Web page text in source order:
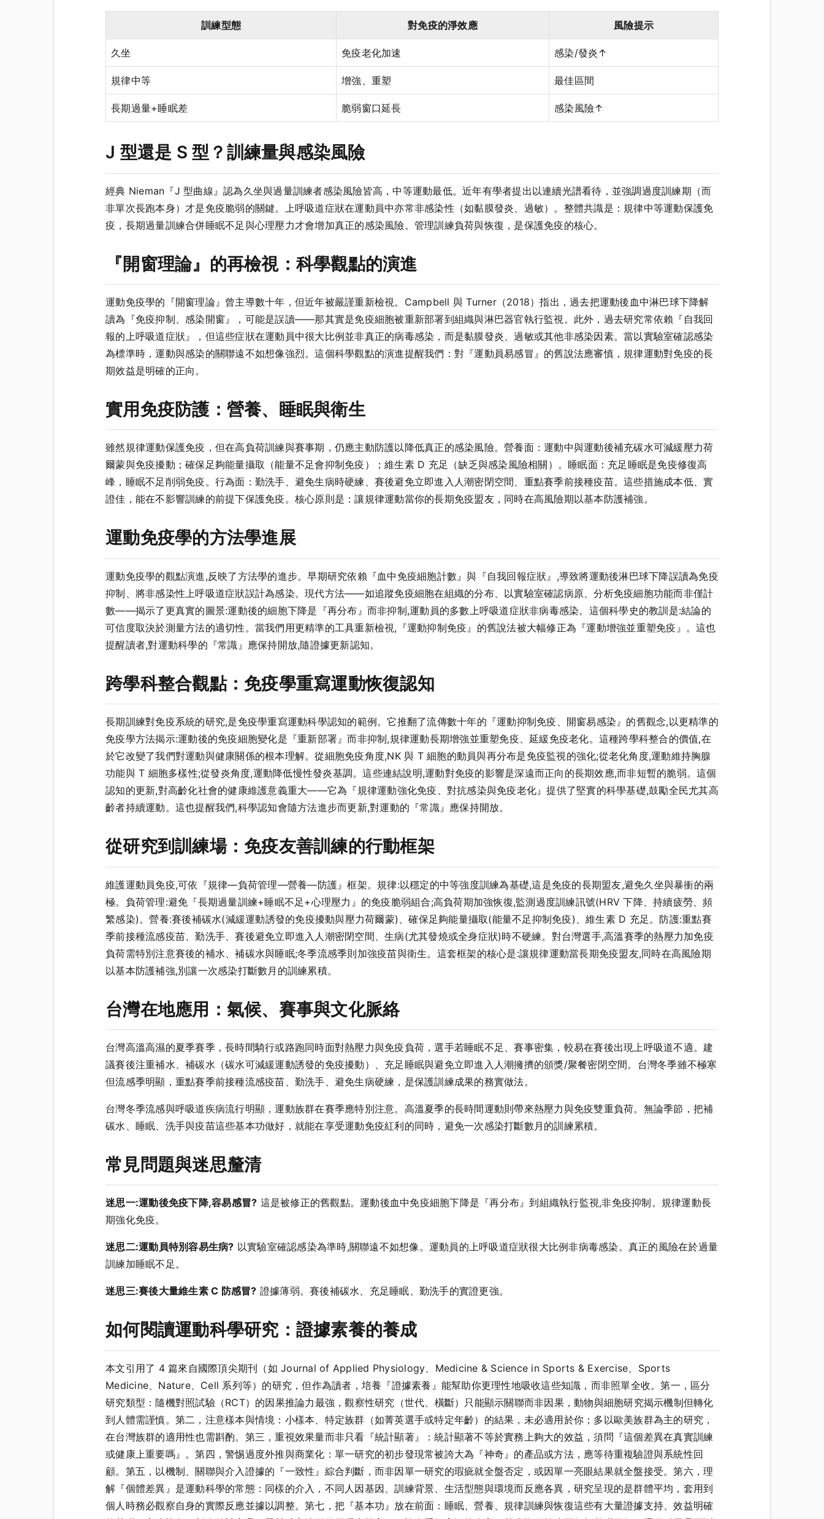
訓練型態 對免疫的淨效應 風險提示
久坐 免疫老化加速 感染/發炎↑
規律中等 增強、重塑 最佳區間
長期過量+睡眠差 脆弱窗口延長 感染風險↑
J 型還是 S 型？訓練量與感染風險
經典 Nieman『J 型曲線』認為久坐與過量訓練者感染風險皆高，中等運動最低。近年有學者提出以連續光譜看待，並強調過度訓練期（而
非單次長跑本身）才是免疫脆弱的關鍵。上呼吸道症狀在運動員中亦常非感染性（如黏膜發炎、過敏）。整體共識是：規律中等運動保護免
疫，長期過量訓練合併睡眠不足與心理壓力才會增加真正的感染風險。管理訓練負荷與恢復，是保護免疫的核心。
『開窗理論』的再檢視：科學觀點的演進
運動免疫學的『開窗理論』曾主導數十年，但近年被嚴謹重新檢視。Campbell 與 Turner（2018）指出，過去把運動後血中淋巴球下降解
讀為『免疫抑制、感染開窗』，可能是誤讀——那其實是免疫細胞被重新部署到組織與淋巴器官執行監視。此外，過去研究常依賴『自我回
報的上呼吸道症狀』，但這些症狀在運動員中很大比例並非真正的病毒感染，而是黏膜發炎、過敏或其他非感染因素。當以實驗室確認感染
為標準時，運動與感染的關聯遠不如想像強烈。這個科學觀點的演進提醒我們：對『運動員易感冒』的舊說法應審慎，規律運動對免疫的長
期效益是明確的正向。
實用免疫防護：營養、睡眠與衛生
雖然規律運動保護免疫，但在高負荷訓練與賽事期，仍應主動防護以降低真正的感染風險。營養面：運動中與運動後補充碳水可減緩壓力荷
爾蒙與免疫擾動；確保足夠能量攝取（能量不足會抑制免疫）；維生素 D 充足（缺乏與感染風險相關）。睡眠面：充足睡眠是免疫修復高
峰，睡眠不足削弱免疫。行為面：勤洗手、避免生病時硬練、賽後避免立即進入人潮密閉空間、重點賽季前接種疫苗。這些措施成本低、實
證佳，能在不影響訓練的前提下保護免疫。核心原則是：讓規律運動當你的長期免疫盟友，同時在高風險期以基本防護補強。
運動免疫學的方法學進展
運動免疫學的觀點演進,反映了方法學的進步。早期研究依賴『血中免疫細胞計數』與『自我回報症狀』,導致將運動後淋巴球下降誤讀為免疫
抑制、將非感染性上呼吸道症狀誤計為感染。現代方法——如追蹤免疫細胞在組織的分布、以實驗室確認病原、分析免疫細胞功能而非僅計
數——揭示了更真實的圖景:運動後的細胞下降是『再分布』而非抑制,運動員的多數上呼吸道症狀非病毒感染。這個科學史的教訓是:結論的
可信度取決於測量方法的適切性。當我們用更精準的工具重新檢視,『運動抑制免疫』的舊說法被大幅修正為『運動增強並重塑免疫』。這也
提醒讀者,對運動科學的『常識』應保持開放,隨證據更新認知。
跨學科整合觀點：免疫學重寫運動恢復認知
長期訓練對免疫系統的研究,是免疫學重寫運動科學認知的範例。它推翻了流傳數十年的『運動抑制免疫、開窗易感染』的舊觀念,以更精準的
免疫學方法揭示:運動後的免疫細胞變化是『重新部署』而非抑制,規律運動長期增強並重塑免疫、延緩免疫老化。這種跨學科整合的價值,在
於它改變了我們對運動與健康關係的根本理解。從細胞免疫角度,NK 與 T 細胞的動員與再分布是免疫監視的強化;從老化角度,運動維持胸腺
功能與 T 細胞多樣性;從發炎角度,運動降低慢性發炎基調。這些連結說明,運動對免疫的影響是深遠而正向的長期效應,而非短暫的脆弱。這個
認知的更新,對高齡化社會的健康維護意義重大——它為『規律運動強化免疫、對抗感染與免疫老化』提供了堅實的科學基礎,鼓勵全民尤其高
齡者持續運動。這也提醒我們,科學認知會隨方法進步而更新,對運動的『常識』應保持開放。
從研究到訓練場：免疫友善訓練的行動框架
維護運動員免疫,可依『規律—負荷管理—營養—防護』框架。規律:以穩定的中等強度訓練為基礎,這是免疫的長期盟友,避免久坐與暴衝的兩
極。負荷管理:避免『長期過量訓練+睡眠不足+心理壓力』的免疫脆弱組合;高負荷期加強恢復,監測過度訓練訊號(HRV 下降、持續疲勞、頻
繁感染)。營養:賽後補碳水(減緩運動誘發的免疫擾動與壓力荷爾蒙)、確保足夠能量攝取(能量不足抑制免疫)、維生素 D 充足。防護:重點賽
季前接種流感疫苗、勤洗手、賽後避免立即進入人潮密閉空間、生病(尤其發燒或全身症狀)時不硬練。對台灣選手,高溫賽季的熱壓力加免疫
負荷需特別注意賽後的補水、補碳水與睡眠;冬季流感季則加強疫苗與衛生。這套框架的核心是:讓規律運動當長期免疫盟友,同時在高風險期
以基本防護補強,別讓一次感染打斷數月的訓練累積。
台灣在地應用：氣候、賽事與文化脈絡
台灣高溫高濕的夏季賽季，長時間騎行或路跑同時面對熱壓力與免疫負荷，選手若睡眠不足、賽事密集，較易在賽後出現上呼吸道不適。建
議賽後注重補水、補碳水（碳水可減緩運動誘發的免疫擾動）、充足睡眠與避免立即進入人潮擁擠的頒獎/聚餐密閉空間。台灣冬季雖不極寒
但流感季明顯，重點賽季前接種流感疫苗、勤洗手、避免生病硬練，是保護訓練成果的務實做法。
台灣冬季流感與呼吸道疾病流行明顯，運動族群在賽季應特別注意。高溫夏季的長時間運動則帶來熱壓力與免疫雙重負荷。無論季節，把補
碳水、睡眠、洗手與疫苗這些基本功做好，就能在享受運動免疫紅利的同時，避免一次感染打斷數月的訓練累積。
常見問題與迷思釐清
迷思一:運動後免疫下降,容易感冒? 這是被修正的舊觀點。運動後血中免疫細胞下降是『再分布』到組織執行監視,非免疫抑制。規律運動長
期強化免疫。
迷思二:運動員特別容易生病? 以實驗室確認感染為準時,關聯遠不如想像。運動員的上呼吸道症狀很大比例非病毒感染。真正的風險在於過量
訓練加睡眠不足。
迷思三:賽後大量維生素 C 防感冒? 證據薄弱。賽後補碳水、充足睡眠、勤洗手的實證更強。
如何閱讀運動科學研究：證據素養的養成
本文引用了 4 篇來自國際頂尖期刊（如 Journal of Applied Physiology、Medicine & Science in Sports & Exercise、Sports
Medicine、Nature、Cell 系列等）的研究，但作為讀者，培養『證據素養』能幫助你更理性地吸收這些知識，而非照單全收。第一，區分
研究類型：隨機對照試驗（RCT）的因果推論力最強，觀察性研究（世代、橫斷）只能顯示關聯而非因果，動物與細胞研究揭示機制但轉化
到人體需謹慎。第二，注意樣本與情境：小樣本、特定族群（如菁英選手或特定年齡）的結果，未必適用於你；多以歐美族群為主的研究，
在台灣族群的適用性也需斟酌。第三，重視效果量而非只看『統計顯著』：統計顯著不等於實務上夠大的效益，須問『這個差異在真實訓練
或健康上重要嗎』。第四，警惕過度外推與商業化：單一研究的初步發現常被誇大為『神奇』的產品或方法，應等待重複驗證與系統性回
顧。第五，以機制、關聯與介入證據的『一致性』綜合判斷，而非因單一研究的瑕疵就全盤否定，或因單一亮眼結果就全盤接受。第六，理
解『個體差異』是運動科學的常態：同樣的介入，不同人因基因、訓練背景、生活型態與環境而反應各異，研究呈現的是群體平均，套用到
個人時務必觀察自身的實際反應並據以調整。第七，把『基本功』放在前面：睡眠、營養、規律訓練與恢復這些有大量證據支持、效益明確